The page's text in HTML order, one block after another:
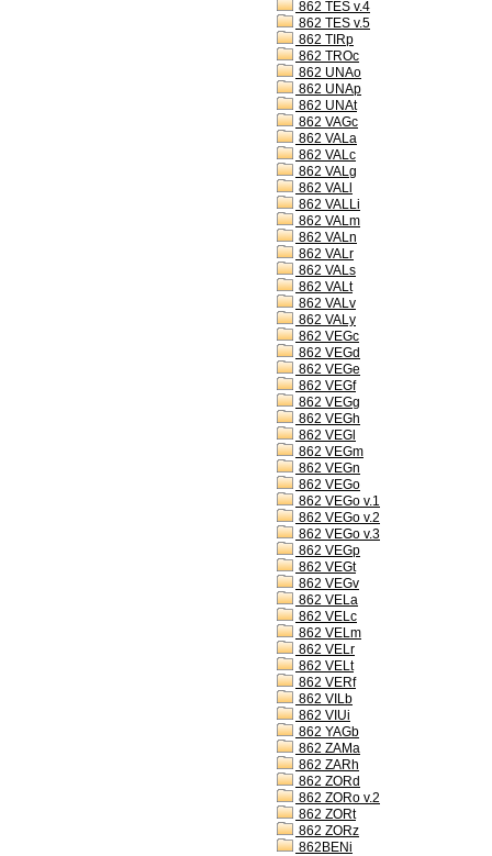
862 TES v.4
862 TES v.5
862 TIRp
862 TROc
862 UNAo
862 UNAp
862 UNAt
862 VAGc
862 VALa
862 VALc
862 VALg
862 VALl
862 VALLi
862 VALm
862 VALn
862 VALr
862 VALs
862 VALt
862 VALv
862 VALy
862 VEGc
862 VEGd
862 VEGe
862 VEGf
862 VEGg
862 VEGh
862 VEGl
862 VEGm
862 VEGn
862 VEGo
862 VEGo v.1
862 VEGo v.2
862 VEGo v.3
862 VEGp
862 VEGt
862 VEGv
862 VELa
862 VELc
862 VELm
862 VELr
862 VELt
862 VERf
862 VILb
862 VIUi
862 YAGb
862 ZAMa
862 ZARh
862 ZORd
862 ZORo v.2
862 ZORt
862 ZORz
862BENi